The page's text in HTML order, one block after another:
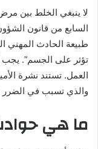
السابع من قانون
طبيعة الحادث المهني
تؤثر على الجسم”.
العمل. تستند نشرة
والذي تسبب في الضرر
ما هي